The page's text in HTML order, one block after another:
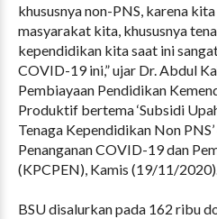
khususnya non-PNS, karena
masyarakat kita, khususnya
kependidikan kita saat ini
COVID-19 ini,” ujar Dr. Abdul
Pembiayaan Pendidikan
Produktif bertema ‘Subsidi
Tenaga Kependidikan Non
Penanganan COVID-19 dan
(KPCPEN), Kamis (19/11/
BSU disalurkan pada 162 ribu